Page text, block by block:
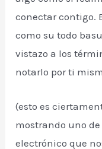
conectar contigo.
como su todo
vistazo a los
notarlo por ti
(esto es
mostrando uno
electrónico que